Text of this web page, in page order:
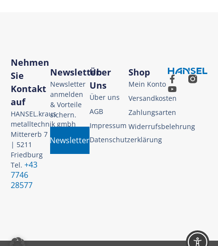
Über
Uns
Über uns
AGB
Impressum
Datenschutzerklärung
Shop
Mein Konto
Versandkosten
Zahlungsarten
Widerrufsbelehrung
Nehmen
Sie
Kontakt
auf
HANSEL.kraus
metalltechnik gmbh
Mittererb 7
| 5211
Friedburg
Tel.+43
7746
28577
Newsletter
Newsletter
anmelden
& Vorteile
sichern.
Newsletter